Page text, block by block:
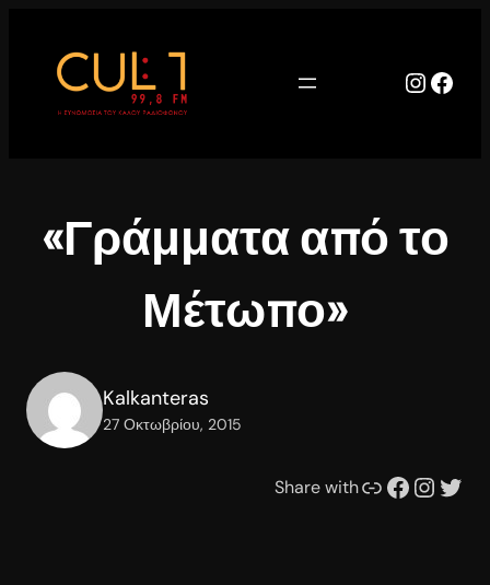
περιεχόμενο
«Γράμματα από το
Μέτωπο»
Kalkanteras
27 Οκτωβρίου, 2015
Share withΣυνδέσμου Facebook Instagram Twitter